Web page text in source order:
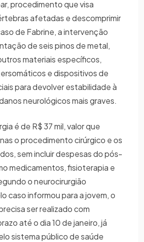
procedimento que visa
afetadas e descomprimir
de Fabrine, a intervenção
de seis pinos de metal,
materiais específicos,
e dispositivos de
para devolver estabilidade à
neurológicos mais graves.
é de R$ 37 mil, valor que
o procedimento cirúrgico e os
sem incluir despesas do pós-
medicamentos, fisioterapia e
o neurocirurgião
caso informou para a jovem, o
ser realizado com
até o dia 10 de janeiro, já
sistema público de saúde